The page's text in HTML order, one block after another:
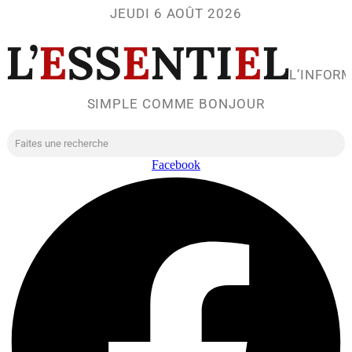
JEUDI 6 AOÛT 2026
L’ESSENTIEL
SIMPLE COMME BONJOUR
Facebook